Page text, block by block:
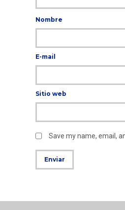
Nombre
E-mail
Sitio web
Save my name, email,